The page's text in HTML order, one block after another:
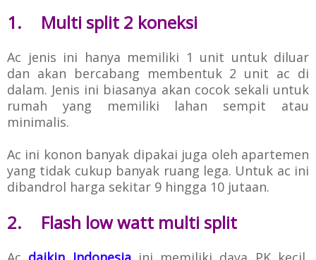
1. Multi split 2 koneksi
Ac jenis ini hanya memiliki 1 unit untuk diluar
dan akan bercabang membentuk 2 unit ac di
dalam. Jenis ini biasanya akan cocok sekali untuk
rumah yang memiliki lahan sempit atau
minimalis.
Ac ini konon banyak dipakai juga oleh apartemen
yang tidak cukup banyak ruang lega. Untuk ac ini
dibandrol harga sekitar 9 hingga 10 jutaan.
2. Flash low watt multi split